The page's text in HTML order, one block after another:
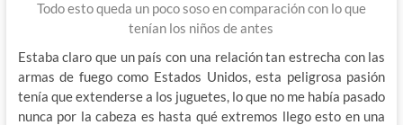
Todo esto queda un poco soso en comparación con lo que
tenían los niños de antes
Estaba claro que un país con una relación tan estrecha con las
armas de fuego como Estados Unidos, esta peligrosa pasión
tenía que extenderse a los juguetes, lo que no me había pasado
nunca por la cabeza es hasta qué extremos llego esto en una